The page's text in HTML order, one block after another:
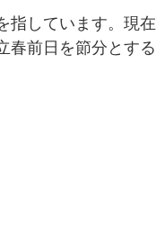
指しています。現在
春前日を節分とする